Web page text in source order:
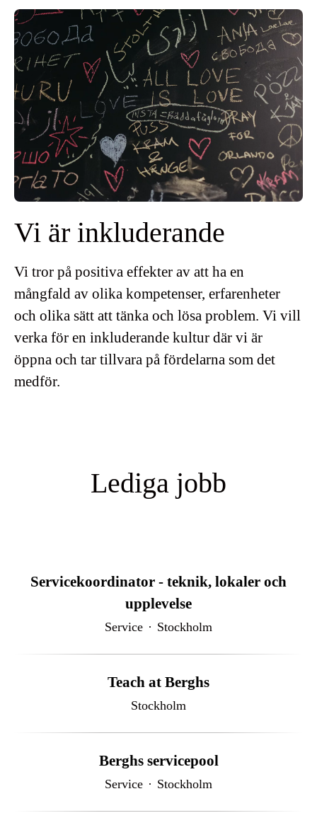
Vi är inkluderande
Vi tror på positiva effekter av att ha en
mångfald av olika kompetenser, erfarenheter
och olika sätt att tänka och lösa problem. Vi vill
verka för en inkluderande kultur där vi är
öppna och tar tillvara på fördelarna som det
medför.
Lediga jobb
Servicekoordinator - teknik, lokaler och
upplevelse
Service · Stockholm
Teach at Berghs
Stockholm
Berghs servicepool
Service · Stockholm